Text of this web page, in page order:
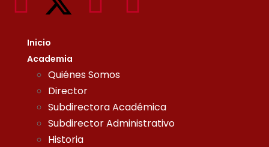
Inicio
Academia
Quiénes Somos
Director
Subdirectora Académica
Subdirector Administrativo
Historia